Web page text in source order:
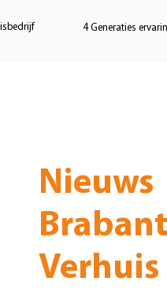
4 Generaties
Nieuws
Verhuis